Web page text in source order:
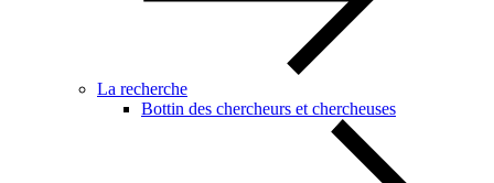
La recherche
Bottin des chercheurs et chercheuses